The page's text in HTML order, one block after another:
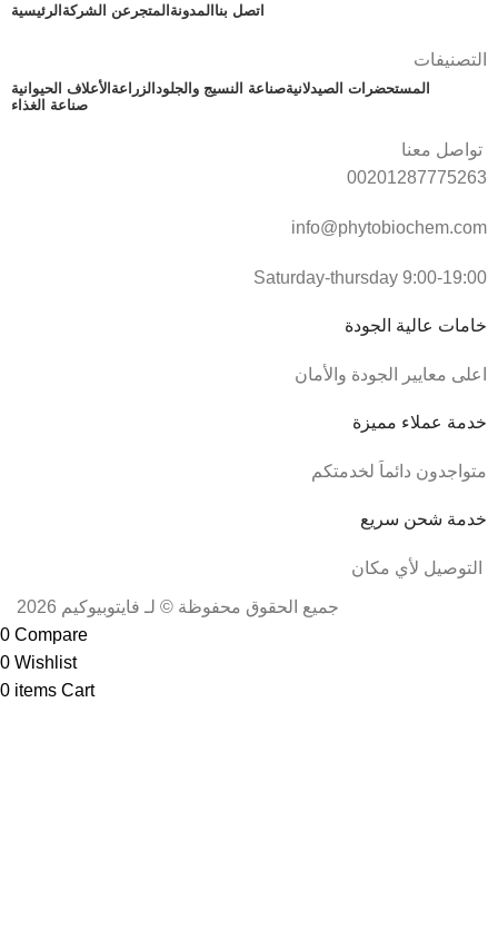
الرئيسية عن الشركة المتجر المدونة اتصل بنا
التصنيفات
الأعلاف الحيوانية الزراعةصناعة النسيج والجلودالمستحضرات الصيدلانية
صناعة الغذاء
00201287775263
info@phytobiochem.com
Saturday-thursday 9:00-19:00
خامات عالية الجودة
اعلى معايير الجودة والأمان
خدمة عملاء مميزة
متواجدون دائماَ لخدمتكم
خدمة شحن سريع
جميع الحقوق محفوظة © لـ فايتوبيوكيم 2026
0 Compare
0 Wishlist
0 items Cart